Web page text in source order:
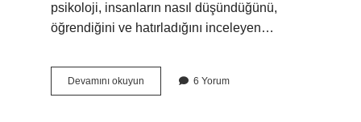
psikoloji, insanların nasıl düşündüğünü,
öğrendiğini ve hatırladığını inceleyen…
Devamını okuyun
anlatıcılığı
6 Yorum